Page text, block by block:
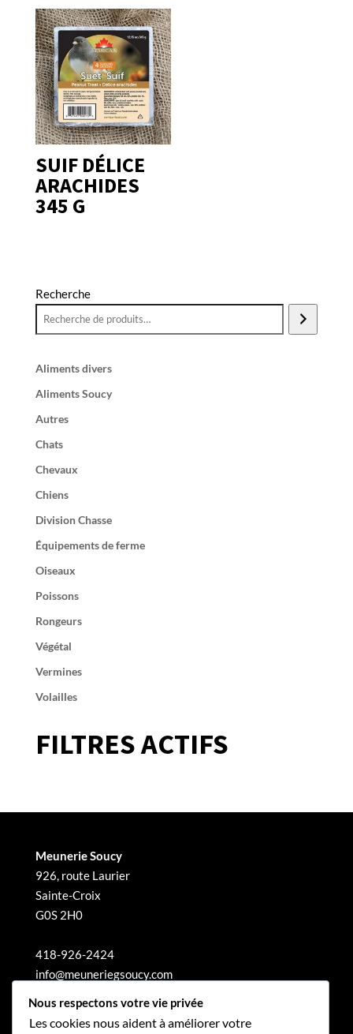
SUIF DÉLICE
ARACHIDES
345 G
Recherche
Aliments divers
Aliments Soucy
Autres
Chats
Chevaux
Chiens
Division Chasse
Équipements de ferme
Oiseaux
Poissons
Rongeurs
Végétal
Vermines
Volailles
FILTRES ACTIFS
Meunerie Soucy
926, route Laurier
Sainte-Croix
G0S 2H0
418-926-2424
info@meuneriegsoucy.com
Nous respectons votre vie privée
Les cookies nous aident à améliorer votre